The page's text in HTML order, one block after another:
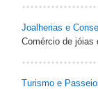
Joalherias e
Comércio de jóias
Turismo e